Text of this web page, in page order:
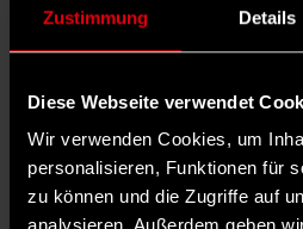
Zustimmung Details
Diese Webseite verwendet
Wir verwenden Cookies, um
personalisieren, Funktionen für
zu können und die Zugriffe auf
werden. Bis zur
Bundestag und
entscheiden.
Krankenkassen
Gesundheitspolitik